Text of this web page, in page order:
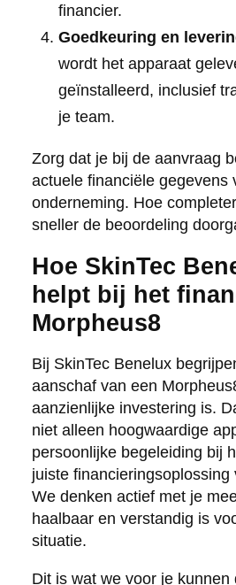
financier.
Goedkeuring en
wordt het apparaat
geïnstalleerd, inclusief
je team.
Zorg dat je bij de aanvraag
actuele financiële gegevens
onderneming. Hoe
sneller de beoordeling
Hoe SkinTec
helpt bij het
Morpheus8
Bij SkinTec Benelux
aanschaf van een
aanzienlijke investering is.
niet alleen hoogwaardige
persoonlijke begeleiding bij
juiste financieringsoplossing
We denken actief met je
haalbaar en verstandig is
situatie.
Dit is wat we voor je kunnen